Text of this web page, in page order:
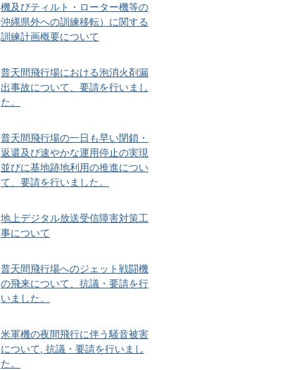
機及びティルト・ローター機等の
沖縄県外への訓練移転）に関する
訓練計画概要について
普天間飛行場における泡消火剤漏
出事故について、要請を行いまし
た。
普天間飛行場の一日も早い閉鎖・
返還及び速やかな運用停止の実現
並びに基地跡地利用の推進につい
て、要請を行いました。
地上デジタル放送受信障害対策工
事について
普天間飛行場へのジェット戦闘機
の飛来について、抗議・要請を行
いました。
米軍機の夜間飛行に伴う騒音被害
について, 抗議・要請を行いまし
た。